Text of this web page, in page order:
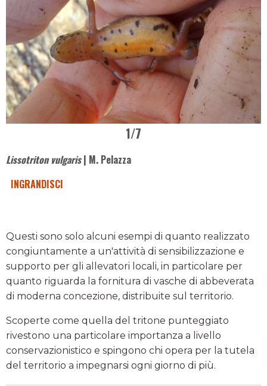
1/7
Lissotriton vulgaris| M. Pelazza
INGRANDISCI
Questi sono solo alcuni esempi di quanto realizzato
congiuntamente a un'attività di sensibilizzazione e
supporto per gli allevatori locali, in particolare per
quanto riguarda la fornitura di vasche di abbeverata
di moderna concezione, distribuite sul territorio.
Scoperte come quella del tritone punteggiato
rivestono una particolare importanza a livello
conservazionistico e spingono chi opera per la tutela
del territorio a impegnarsi ogni giorno di più.